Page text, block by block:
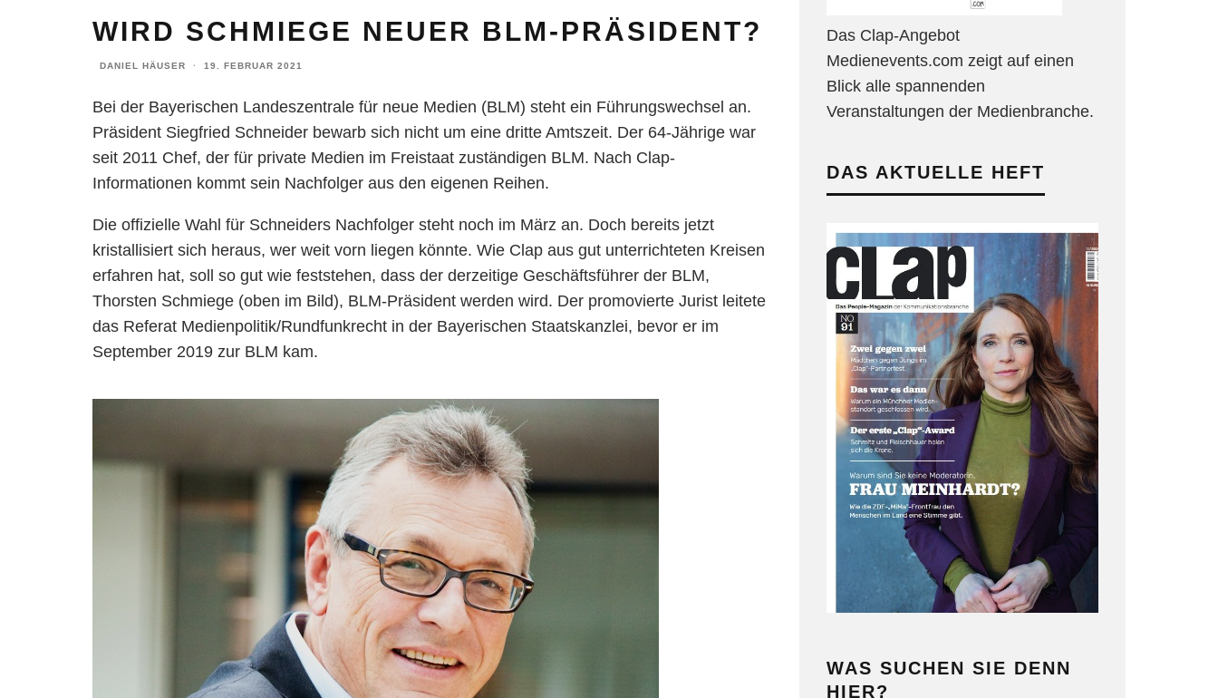
WIRD SCHMIEGE NEUER BLM-PRÄSIDENT?
DANIEL HÄUSER · 19. FEBRUAR 2021
Bei der Bayerischen Landeszentrale für neue Medien (BLM) steht ein Führungswechsel an.
Präsident Siegfried Schneider bewarb sich nicht um eine dritte Amtszeit. Der 64-Jährige war
seit 2011 Chef, der für private Medien im Freistaat zuständigen BLM. Nach Clap-
Informationen kommt sein Nachfolger aus den eigenen Reihen.
Die offizielle Wahl für Schneiders Nachfolger steht noch im März an. Doch bereits jetzt
kristallisiert sich heraus, wer weit vorn liegen könnte. Wie Clap aus gut unterrichteten Kreisen
erfahren hat, soll so gut wie feststehen, dass der derzeitige Geschäftsführer der BLM,
Thorsten Schmiege (oben im Bild), BLM-Präsident werden wird. Der promovierte Jurist leitete
das Referat Medienpolitik/Rundfunkrecht in der Bayerischen Staatskanzlei, bevor er im
September 2019 zur BLM kam.
Das Clap-Angebot
Medienevents.com zeigt auf einen
Blick alle spannenden
Veranstaltungen der Medienbranche.
DAS AKTUELLE HEFT
WAS SUCHEN SIE DENN
HIER?